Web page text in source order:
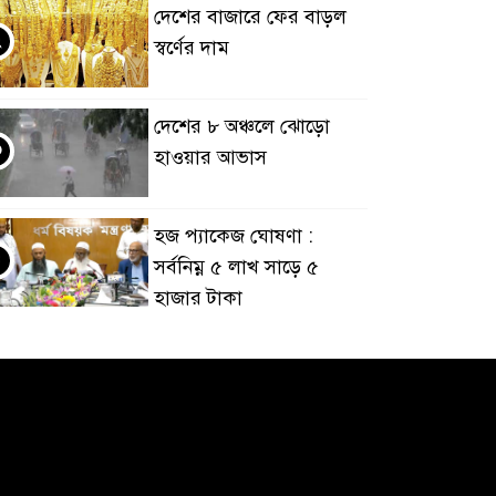
দেশের বাজারে ফের বাড়ল
স্বর্ণের দাম
দেশের ৮ অঞ্চলে ঝোড়ো
হাওয়ার আভাস
হজ প্যাকেজ ঘোষণা :
সর্বনিম্ন ৫ লাখ সাড়ে ৫
হাজার টাকা
আর্জেন্টিনাকে হারিয়ে